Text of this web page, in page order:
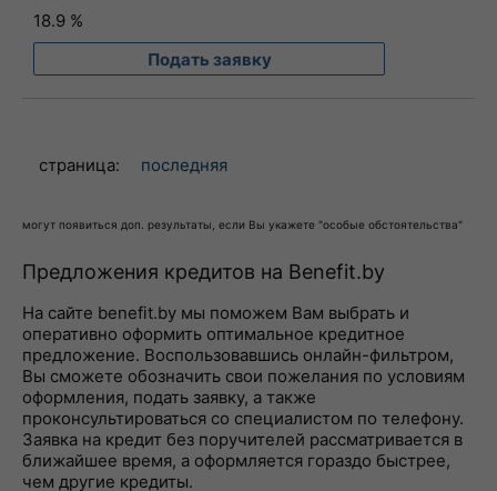
18.9 %
Подать заявку
страница: последняя
могут появиться доп. результаты, если Вы укажете "особые обстоятельства"
Предложения кредитов на Benefit.by
На сайте benefit.by мы поможем Вам выбрать и
оперативно оформить оптимальное кредитное
предложение. Воспользовавшись онлайн-фильтром,
Вы сможете обозначить свои пожелания по условиям
оформления, подать заявку, а также
проконсультироваться со специалистом по телефону.
Заявка на кредит без поручителей рассматривается в
ближайшее время, а оформляется гораздо быстрее,
чем другие кредиты.